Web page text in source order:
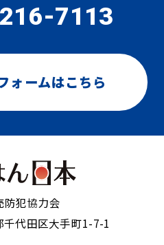
7113
ォームはこちら
防犯協力会
千代田区大手町1-7-1